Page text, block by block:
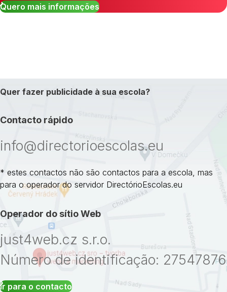
Quero mais informações
Quer fazer publicidade à sua escola?
Contacto rápido
info@directorioescolas.eu
* estes contactos não são contactos para a escola, mas
para o operador do servidor DirectórioEscolas.eu
Operador do sítio Web
just4web.cz s.r.o.
Número de identificação: 27547876
Ir para o contacto